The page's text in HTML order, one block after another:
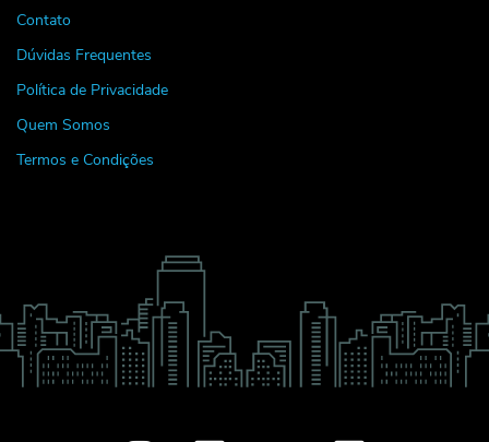
Contato
Dúvidas Frequentes
Política de Privacidade
Quem Somos
Termos e Condições